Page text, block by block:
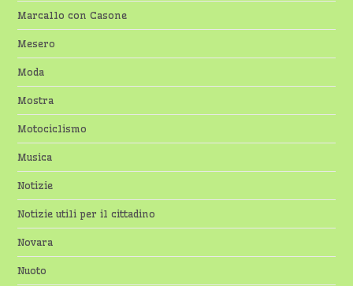
Marcallo con Casone
Mesero
Moda
Mostra
Motociclismo
Musica
Notizie
Notizie utili per il cittadino
Novara
Nuoto